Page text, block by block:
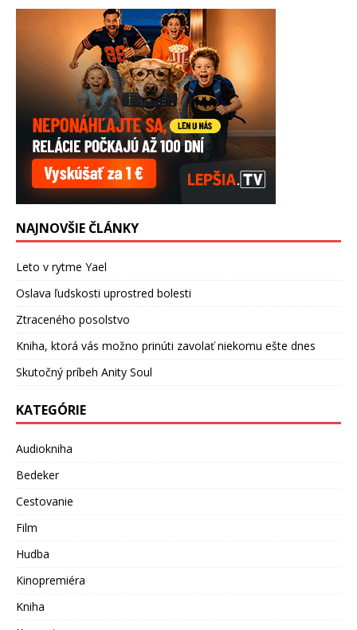
NAJNOVŠIE ČLÁNKY
Leto v rytme Yael
Oslava ľudskosti uprostred bolesti
Ztraceného posolstvo
Kniha, ktorá vás možno prinúti zavolať niekomu ešte dnes
Skutočný príbeh Anity Soul
KATEGÓRIE
Audiokniha
Bedeker
Cestovanie
Film
Hudba
Kinopremiéra
Kniha